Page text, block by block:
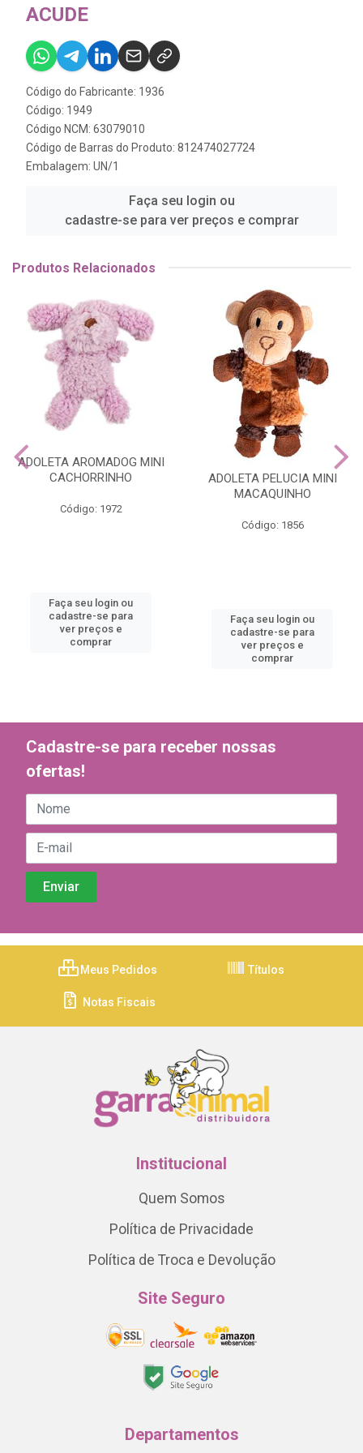
ACUDE
Código do Fabricante: 1936
Código: 1949
Código NCM: 63079010
Código de Barras do Produto: 812474027724
Embalagem: UN/1
Faça seu login ou
cadastre-se para ver preços e comprar
Produtos Relacionados
ADOLETA AROMADOG MINI
CACHORRINHO
Código: 1972
Faça seu login ou
cadastre-se para
ver preços e
comprar
ADOLETA PELUCIA MINI
MACAQUINHO
Código: 1856
Faça seu login ou
cadastre-se para
ver preços e
comprar
Cadastre-se para receber nossas
ofertas!
Meus Pedidos Títulos
Notas Fiscais
Institucional
Quem Somos
Política de Privacidade
Política de Troca e Devolução
Site Seguro
Departamentos